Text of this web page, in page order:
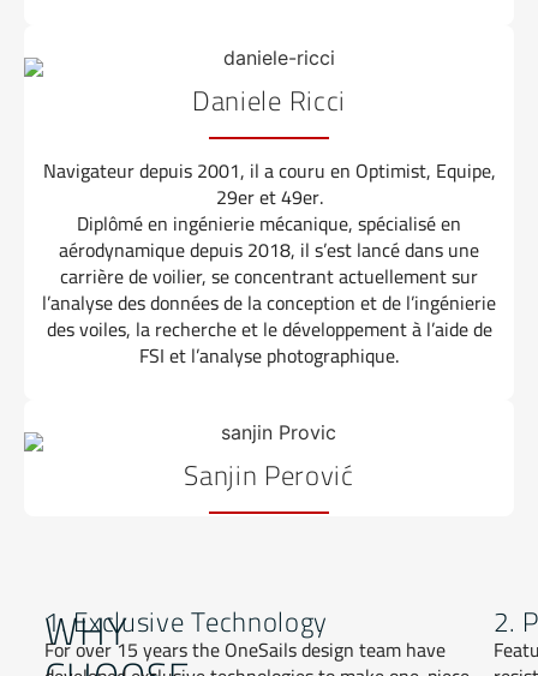
Daniele Ricci
Navigateur depuis 2001, il a couru en Optimist, Equipe,
29er et 49er.
Diplômé en ingénierie mécanique, spécialisé en
aérodynamique depuis 2018, il s’est lancé dans une
carrière de voilier, se concentrant actuellement sur
l’analyse des données de la conception et de l’ingénierie
des voiles, la recherche et le développement à l’aide de
FSI et l’analyse photographique.
Sanjin Perović
WHY
1. Exclusive Technology
For over 15 years the OneSails design team have
2.